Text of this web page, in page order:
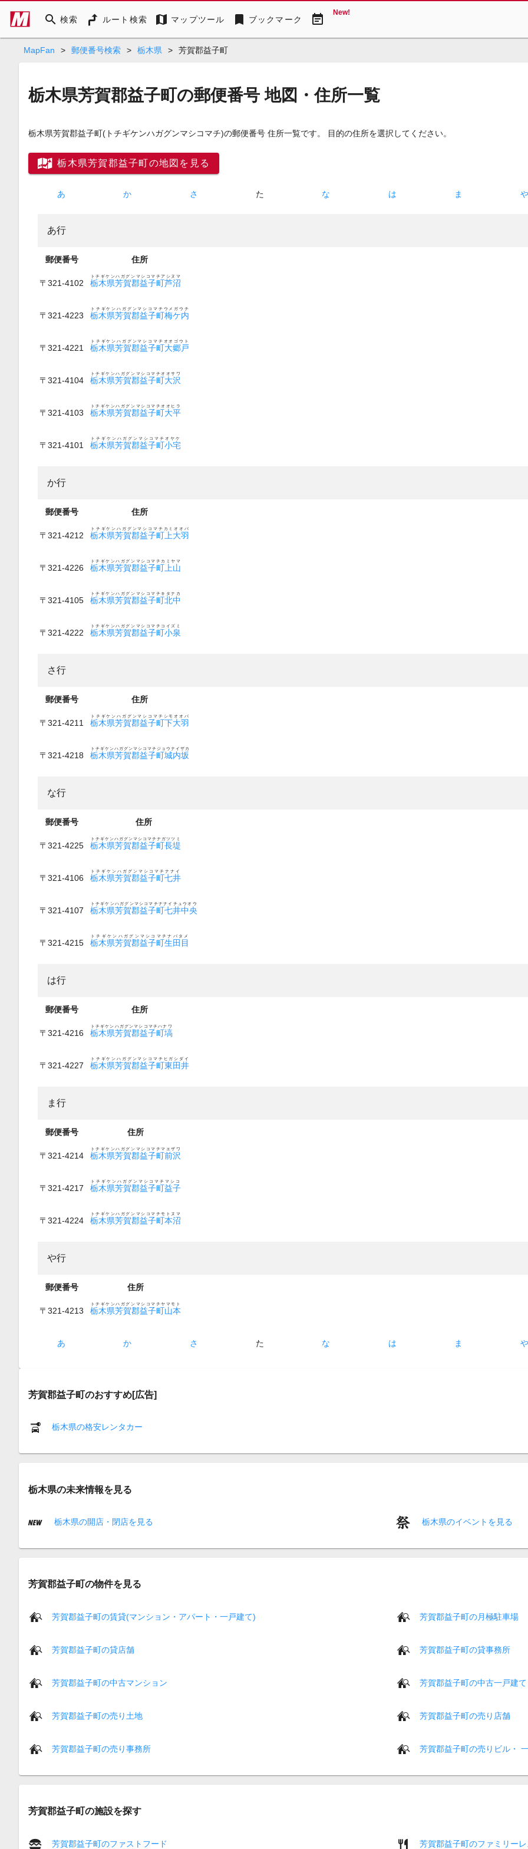
search 検索 ルート検索 map マップツール bookmark ブックマーク event_note New!
MapFan > 郵便番号検索 > 栃木県 > 芳賀郡益子町
栃木県芳賀郡益子町の郵便番号 地図・住所一覧
栃木県芳賀郡益子町(トチギケンハガグンマシコマチ)の郵便番号 住所一覧です。 目的の住所を選択してください。
栃木県芳賀郡益子町の地図を見る
あ か さ た な は ま や
あ行
郵便番号 住所
〒321-4102 栃木県芳賀郡益子町芦沼
トチギケンハガグンマシコマチアシヌマ
〒321-4223 栃木県芳賀郡益子町梅ケ内
トチギケンハガグンマシコマチウメガウチ
〒321-4221 栃木県芳賀郡益子町大郷戸
トチギケンハガグンマシコマチオオゴウト
〒321-4104 栃木県芳賀郡益子町大沢
トチギケンハガグンマシコマチオオサワ
〒321-4103 栃木県芳賀郡益子町大平
トチギケンハガグンマシコマチオオヒラ
〒321-4101 栃木県芳賀郡益子町小宅
トチギケンハガグンマシコマチオヤケ
か行
郵便番号 住所
〒321-4212 栃木県芳賀郡益子町上大羽
トチギケンハガグンマシコマチカミオオバ
〒321-4226 栃木県芳賀郡益子町上山
トチギケンハガグンマシコマチカミヤマ
〒321-4105 栃木県芳賀郡益子町北中
トチギケンハガグンマシコマチキタナカ
〒321-4222 栃木県芳賀郡益子町小泉
トチギケンハガグンマシコマチコイズミ
さ行
郵便番号 住所
〒321-4211 栃木県芳賀郡益子町下大羽
トチギケンハガグンマシコマチシモオオバ
〒321-4218 栃木県芳賀郡益子町城内坂
トチギケンハガグンマシコマチジョウナイザカ
な行
郵便番号 住所
〒321-4225 栃木県芳賀郡益子町長堤
トチギケンハガグンマシコマチナガツツミ
〒321-4106 栃木県芳賀郡益子町七井
トチギケンハガグンマシコマチナナイ
〒321-4107 栃木県芳賀郡益子町七井中央
トチギケンハガグンマシコマチナナイチュウオウ
〒321-4215 栃木県芳賀郡益子町生田目
トチギケンハガグンマシコマチナバタメ
は行
郵便番号 住所
〒321-4216 栃木県芳賀郡益子町塙
トチギケンハガグンマシコマチハナワ
〒321-4227 栃木県芳賀郡益子町東田井
トチギケンハガグンマシコマチヒガシダイ
ま行
郵便番号 住所
〒321-4214 栃木県芳賀郡益子町前沢
トチギケンハガグンマシコマチマエザワ
〒321-4217 栃木県芳賀郡益子町益子
トチギケンハガグンマシコマチマシコ
〒321-4224 栃木県芳賀郡益子町本沼
トチギケンハガグンマシコマチモトヌマ
や行
郵便番号 住所
〒321-4213 栃木県芳賀郡益子町山本
トチギケンハガグンマシコマチヤマモト
あ か さ た な は ま や
芳賀郡益子町のおすすめ[広告]
栃木県の格安レンタカー
栃木県の未来情報を見る
栃木県の開店・閉店を見る 栃木県のイベントを見る
芳賀郡益子町の物件を見る
芳賀郡益子町の賃貸(マンション・アパート・一戸建て) 芳賀郡益子町の月極駐車場
芳賀郡益子町の貸店舗 芳賀郡益子町の貸事務所
芳賀郡益子町の中古マンション 芳賀郡益子町の中古一戸建て
芳賀郡益子町の売り土地 芳賀郡益子町の売り店舗
芳賀郡益子町の売り事務所 芳賀郡益子町の売りビル・
芳賀郡益子町の施設を探す
芳賀郡益子町のファストフード 芳賀郡益子町のファミリー